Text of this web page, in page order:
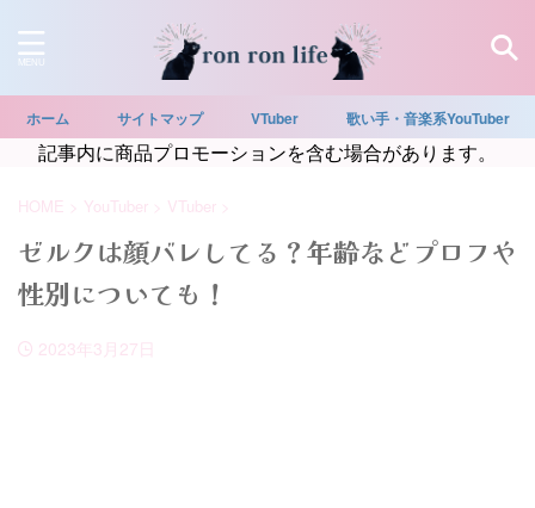
ホーム サイトマップ VTuber 歌い手・音楽系YouTuber
記事内に商品プロモーションを含む場合があります。
HOME > YouTuber > VTuber >
ゼルクは顔バレしてる？年齢などプロフや
性別についても！
2023年3月27日